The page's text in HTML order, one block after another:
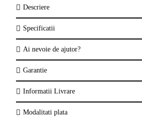
Descriere
Specificatii
Ai nevoie de ajutor?
Garantie
Informatii Livrare
Modalitati plata